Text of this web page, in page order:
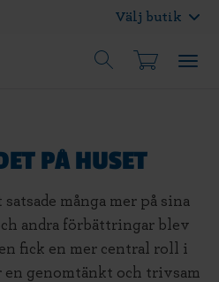
Välj butik
PÅ HUSET
många mer på sina
andra förbättringar blev
fick en mer central roll i
en genomtänkt och trivsam